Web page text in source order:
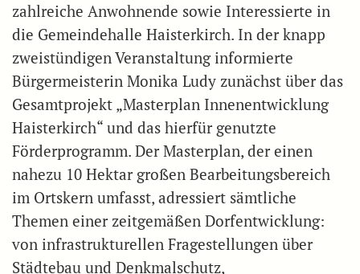
zahlreiche Anwohnende sowie Interessierte in
die Gemeindehalle Haisterkirch. In der knapp
zweistündigen Veranstaltung informierte
Bürgermeisterin Monika Ludy zunächst über das
Gesamtprojekt „Masterplan Innenentwicklung
Haisterkirch“ und das hierfür genutzte
Förderprogramm. Der Masterplan, der einen
nahezu 10 Hektar großen Bearbeitungsbereich
im Ortskern umfasst, adressiert sämtliche
Themen einer zeitgemäßen Dorfentwicklung:
von infrastrukturellen Fragestellungen über
Städtebau und Denkmalschutz,